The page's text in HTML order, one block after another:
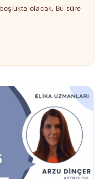
olacak. Bu süre